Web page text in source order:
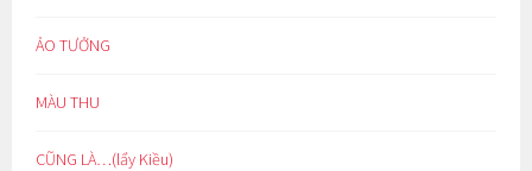
ẢO TƯỞNG
MÀU THU
CŨNG LÀ…(lẩy Kiều)